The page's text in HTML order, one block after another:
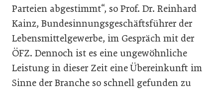
Parteien abgestimmt“, so Prof. Dr. Reinhard
Kainz, Bundesinnungsgeschäftsführer der
Lebensmittelgewerbe, im Gespräch mit der
ÖFZ. Dennoch ist es eine ungewöhnliche
Leistung in dieser Zeit eine Übereinkunft im
Sinne der Branche so schnell gefunden zu